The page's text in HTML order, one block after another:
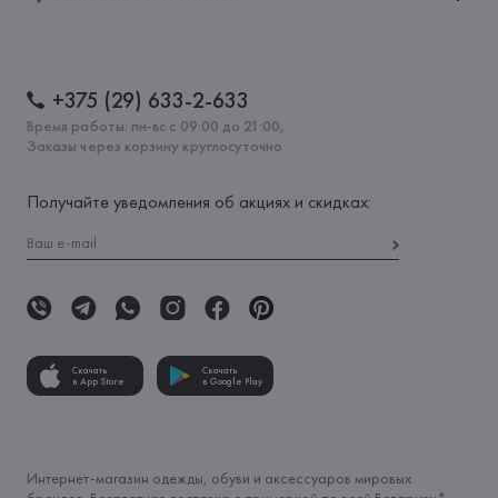
+375 (29) 633-2-633
Время работы: пн-вс с 09:00 до 21:00,
Заказы через корзину круглосуточно
Получайте уведомления об акциях и скидках:
Скачать
в App Store
Скачать
в Google Play
Интернет-магазин одежды, обуви и аксессуаров мировых